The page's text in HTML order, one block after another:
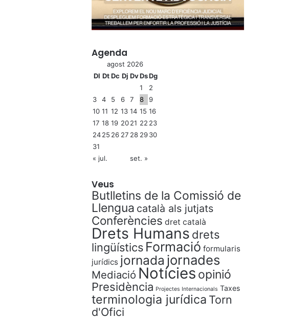
Agenda
agost 2026
Dl Dt Dc Dj DvDsDg
1
2
3
4 5 6 7 8
9
10 11 12 13 14 15 16
17 18 19 2021 22 23
2425 26 27 28 2930
31
« jul.
set. »
Veus
Butlletins de la Comissió de
Llengua català als jutjats
Conferències dret català
Drets Humans drets
lingüístics Formació formularis
jurídics jornada jornades
Mediació Notícies opinió
Presidència Projectes Internacionals Taxes
terminologia jurídica Torn
d'Ofici